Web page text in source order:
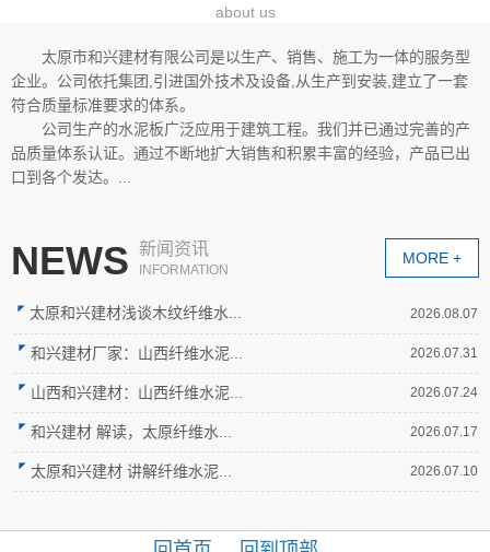
about us
太原市和兴建材有限公司是以生产、销售、施工为一体的服务型
企业。公司依托集团,引进国外技术及设备,从生产到安装,建立了一套
符合质量标准要求的体系。
公司生产的水泥板广泛应用于建筑工程。我们并已通过完善的产
品质量体系认证。通过不断地扩大销售和积累丰富的经验，产品已出
口到各个发达。...
NEWS 新闻资讯
INFORMATION
MORE +
太原和兴建材浅谈木纹纤维水... 2026.08.07
和兴建材厂家：山西纤维水泥... 2026.07.31
山西和兴建材：山西纤维水泥... 2026.07.24
和兴建材 解读，太原纤维水... 2026.07.17
太原和兴建材 讲解纤维水泥... 2026.07.10